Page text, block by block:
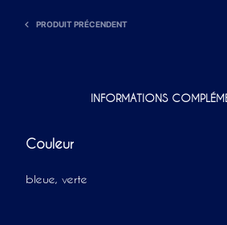
PRODUIT PRÉCENDENT
INFORMATIONS
Couleur
bleue, verte